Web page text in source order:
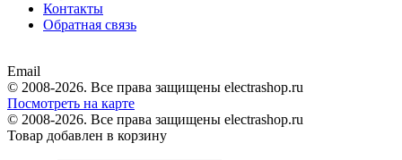
Контакты
Обратная связь
Email
© 2008-2026. Все права защищены electrashop.ru
Посмотреть на карте
© 2008-2026. Все права защищены electrashop.ru
Товар добавлен в корзину